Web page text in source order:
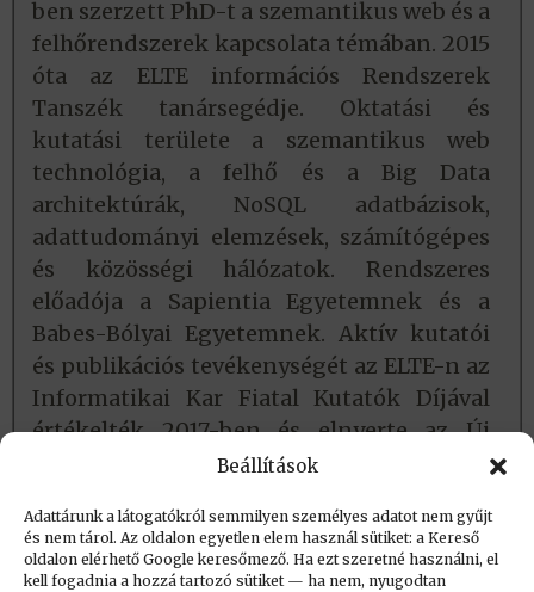
Beállítások
Adattárunk a látogatókról semmilyen személyes adatot nem gyűjt
és nem tárol. Az oldalon egyetlen elem használ sütiket: a Kereső
oldalon elérhető Google keresőmező. Ha ezt szeretné használni, el
kell fogadnia a hozzá tartozó sütiket — ha nem, nyugodtan
ben szerzett PhD-t a szemantikus web és a
felhőrendszerek kapcsolata témában. 2015
óta az ELTE információs Rendszerek
Tanszék tanársegédje. Oktatási és
kutatási területe a szemantikus web
technológia, a felhő és a Big Data
architektúrák, NoSQL adatbázisok,
adattudományi elemzések, számítógépes
és közösségi hálózatok. Rendszeres
előadója a Sapientia Egyetemnek és a
Babes-Bólyai Egyetemnek. Aktív kutatói
és publikációs tevékenységét az ELTE-n az
Informatikai Kar Fiatal Kutatók Díjával
értékelték 2017-ben és elnyerte az Új
Nemzeti Kiválóság Program 5 hónapos
Létrehozva: 2018.06.17. 09:29